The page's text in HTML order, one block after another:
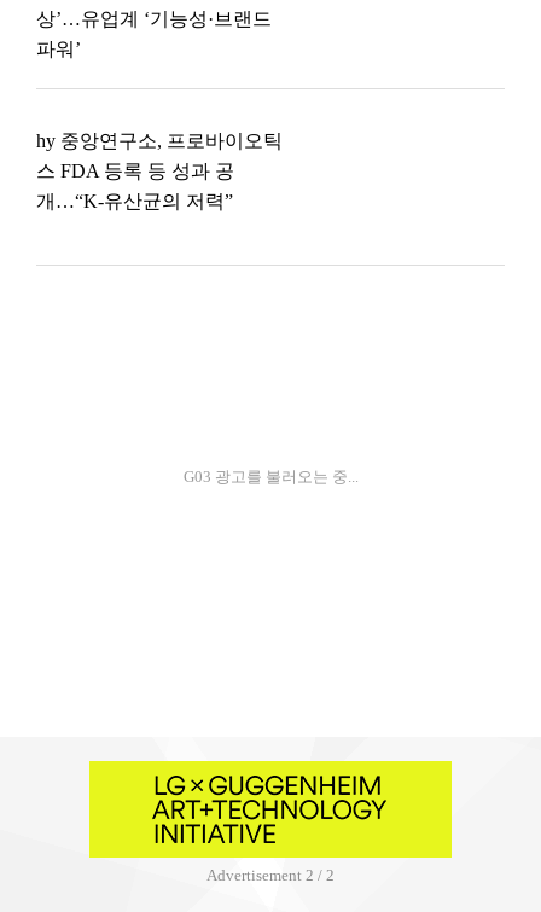
상’…유업계 ‘기능성·브랜드
파워’
hy 중앙연구소, 프로바이오틱
스 FDA 등록 등 성과 공
개…“K-유산균의 저력”
G03 광고를 불러오는 중...
Advertisement 2 / 2